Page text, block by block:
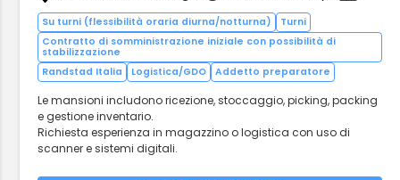
Su turni (flessibilità oraria diurna/notturna)
Turni
Contratto di somministrazione iniziale con possibilità di
stabilizzazione
Randstad Italia
Logistica/GDO Addetto preparatore
Le mansioni includono ricezione, stoccaggio, picking, packing
e gestione inventario.
Richiesta esperienza in magazzino o logistica con uso di
scanner e sistemi digitali.